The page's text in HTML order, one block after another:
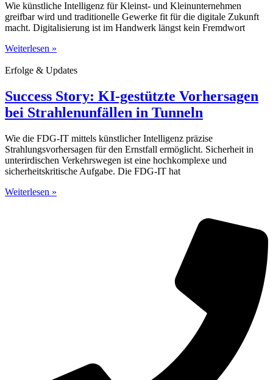
Wie künstliche Intelligenz für Kleinst- und Kleinunternehmen
greifbar wird und traditionelle Gewerke fit für die digitale Zukunft
macht. Digitalisierung ist im Handwerk längst kein Fremdwort
Weiterlesen »
Erfolge & Updates
Success Story: KI-gestützte Vorhersagen
bei Strahlenunfällen in Tunneln
Wie die FDG-IT mittels künstlicher Intelligenz präzise
Strahlungsvorhersagen für den Ernstfall ermöglicht. Sicherheit in
unterirdischen Verkehrswegen ist eine hochkomplexe und
sicherheitskritische Aufgabe. Die FDG-IT hat
Weiterlesen »